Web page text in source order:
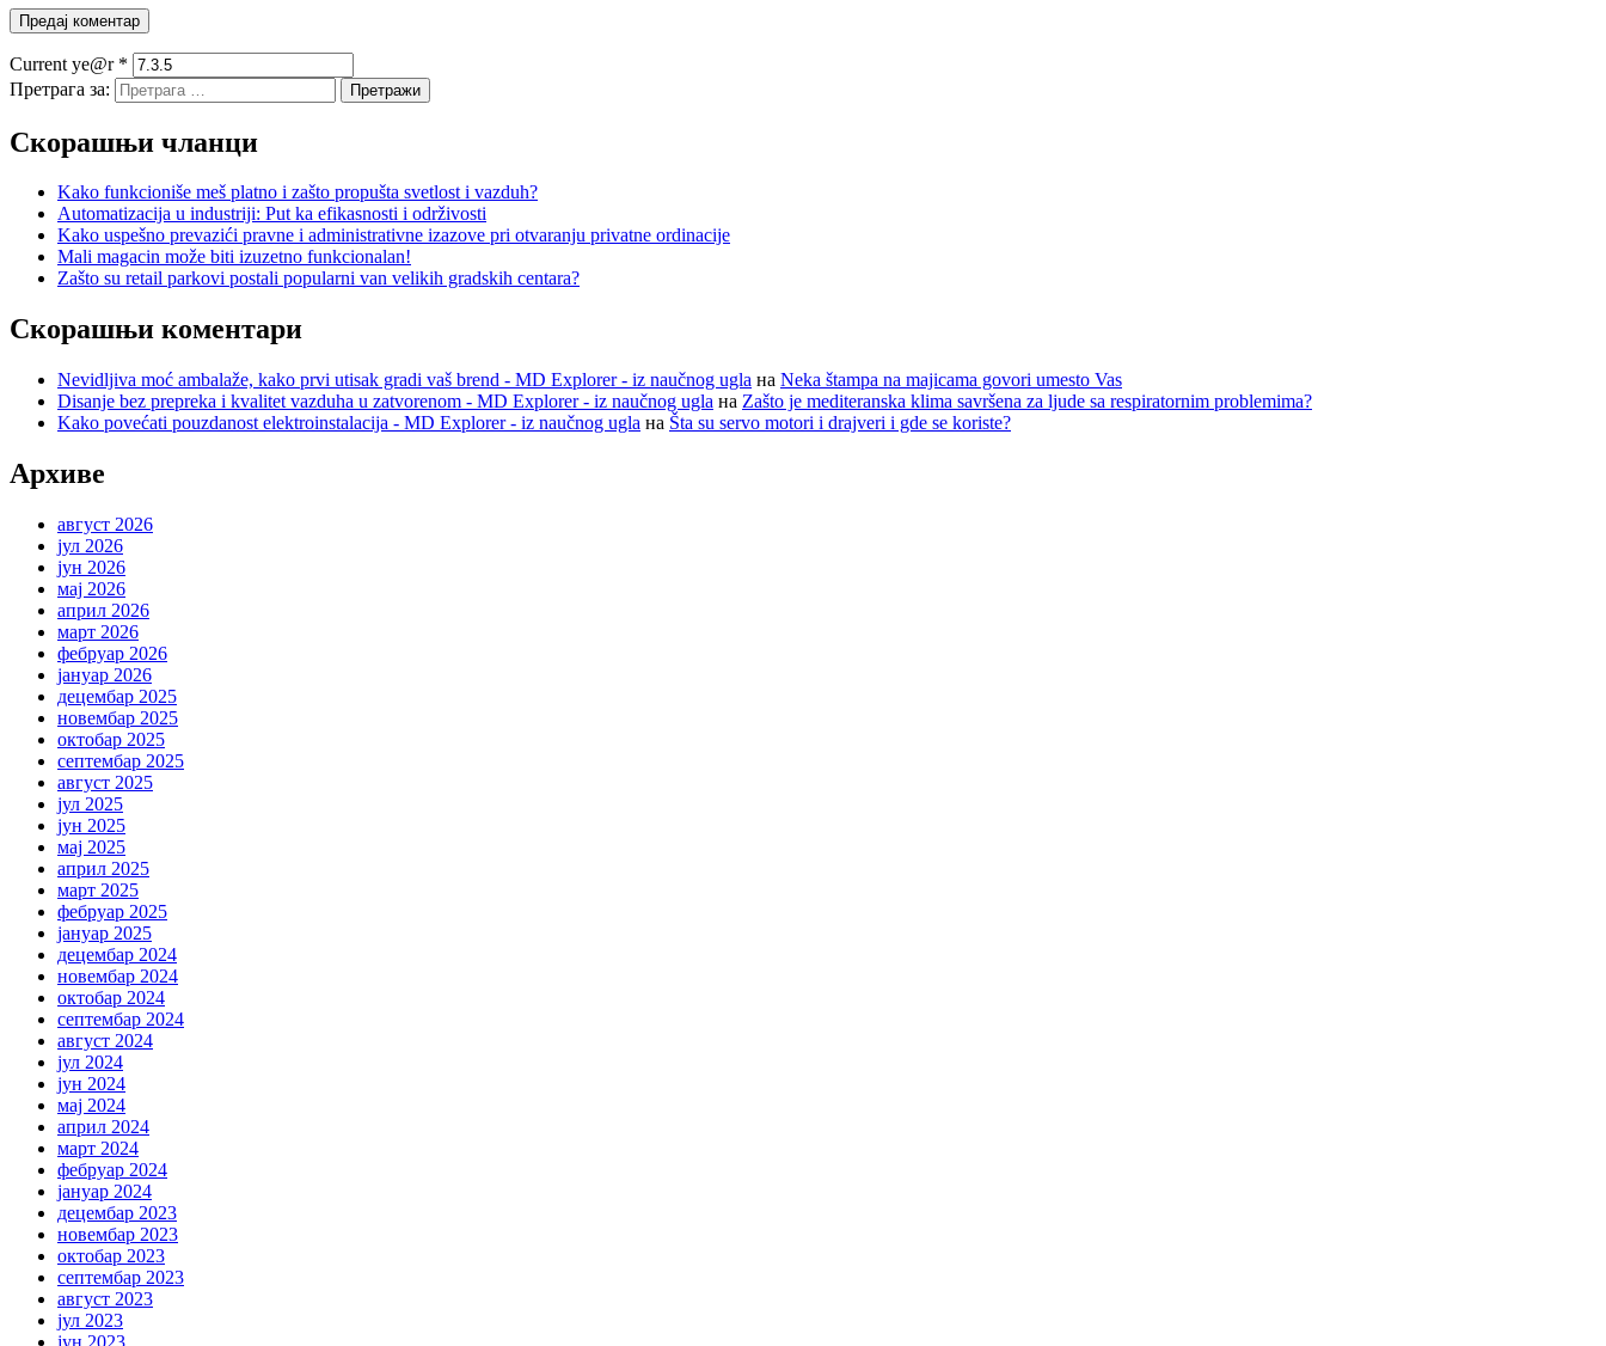
Current ye@r *
Претрага за:
Скорашњи чланци
Kako funkcioniše meš platno i zašto propušta svetlost i vazduh?
Automatizacija u industriji: Put ka efikasnosti i održivosti
Kako uspešno prevazići pravne i administrativne izazove pri otvaranju privatne ordinacije
Mali magacin može biti izuzetno funkcionalan!
Zašto su retail parkovi postali popularni van velikih gradskih centara?
Скорашњи коментари
Nevidljiva moć ambalaže, kako prvi utisak gradi vaš brend - MD Explorer - iz naučnog ugla на Neka štampa na majicama govori umesto Vas
Disanje bez prepreka i kvalitet vazduha u zatvorenom - MD Explorer - iz naučnog ugla на Zašto je mediteranska klima savršena za ljude sa respiratornim problemima?
Kako povećati pouzdanost elektroinstalacija - MD Explorer - iz naučnog ugla на Šta su servo motori i drajveri i gde se koriste?
Архиве
август 2026
јул 2026
јун 2026
мај 2026
април 2026
март 2026
фебруар 2026
јануар 2026
децембар 2025
новембар 2025
октобар 2025
септембар 2025
август 2025
јул 2025
јун 2025
мај 2025
април 2025
март 2025
фебруар 2025
јануар 2025
децембар 2024
новембар 2024
октобар 2024
септембар 2024
август 2024
јул 2024
јун 2024
мај 2024
април 2024
март 2024
фебруар 2024
јануар 2024
децембар 2023
новембар 2023
октобар 2023
септембар 2023
август 2023
јул 2023
јун 2023